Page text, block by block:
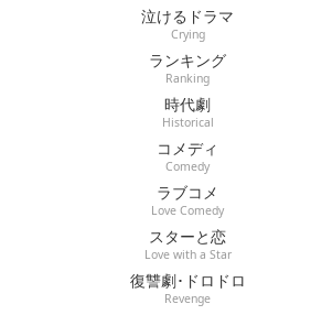
泣けるドラマ
Crying
ランキング
Ranking
時代劇
Historical
コメディ
Comedy
ラブコメ
Love Comedy
スターと恋
Love with a Star
復讐劇･ドロドロ
Revenge